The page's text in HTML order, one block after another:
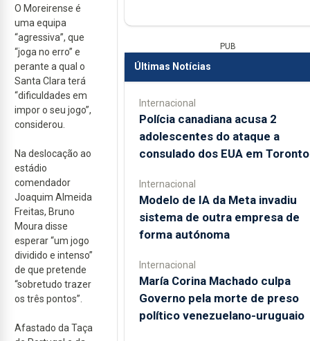
O Moreirense é
uma equipa
“agressiva”, que
“joga no erro” e
perante a qual o
Santa Clara terá
“dificuldades em
impor o seu jogo”,
considerou.
Na deslocação ao
estádio
comendador
Joaquim Almeida
Freitas, Bruno
Moura disse
esperar “um jogo
dividido e intenso”
de que pretende
“sobretudo trazer
os três pontos”.
Afastado da Taça
PUB
Últimas Notícias
Internacional
Polícia canadiana acusa 2
adolescentes do ataque a
consulado dos EUA em Toronto
Internacional
Modelo de IA da Meta invadiu
sistema de outra empresa de
forma autónoma
Internacional
María Corina Machado culpa
Governo pela morte de preso
político venezuelano-uruguaio